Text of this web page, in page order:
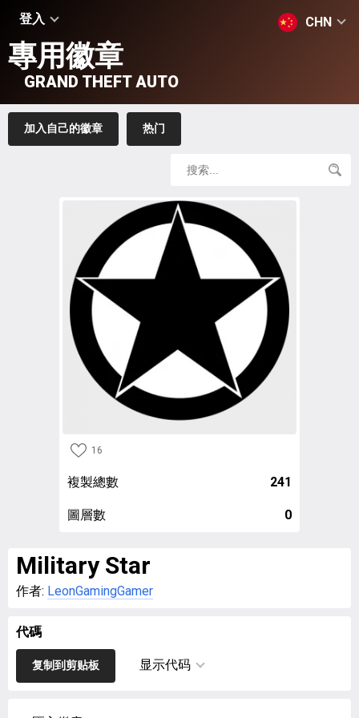
登入 CHN
專用徽章
GRAND THEFT AUTO
加入自己的徽章 热门
16
複製總數 241
圖層數 0
Military Star
作者: LeonGamingGamer
代碼
复制到剪贴板 显示代码